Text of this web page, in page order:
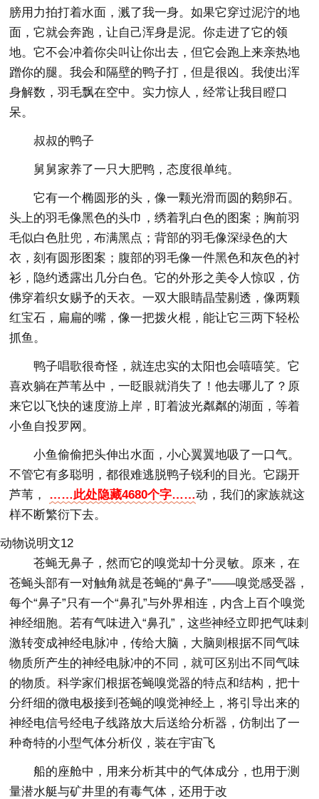
膀用力拍打着水面，溅了我一身。如果它穿过泥泞的地
面，它就会奔跑，让自己浑身是泥。你走进了它的领
地。它不会冲着你尖叫让你出去，但它会跑上来亲热地
蹭你的腿。我会和隔壁的鸭子打，但是很凶。我使出浑
身解数，羽毛飘在空中。实力惊人，经常让我目瞪口
呆。
叔叔的鸭子
舅舅家养了一只大肥鸭，态度很单纯。
它有一个椭圆形的头，像一颗光滑而圆的鹅卵石。
头上的羽毛像黑色的头巾，绣着乳白色的图案；胸前羽
毛似白色肚兜，布满黑点；背部的羽毛像深绿色的大
衣，刻有圆形图案；腹部的羽毛像一件黑色和灰色的衬
衫，隐约透露出几分白色。它的外形之美令人惊叹，仿
佛穿着织女赐予的天衣。一双大眼睛晶莹剔透，像两颗
红宝石，扁扁的嘴，像一把拨火棍，能让它三两下轻松
抓鱼。
鸭子唱歌很奇怪，就连忠实的太阳也会嘻嘻笑。它
喜欢躺在芦苇丛中，一眨眼就消失了！他去哪儿了？原
来它以飞快的速度游上岸，盯着波光粼粼的湖面，等着
小鱼自投罗网。
小鱼偷偷把头伸出水面，小心翼翼地吸了一口气。
不管它有多聪明，都很难逃脱鸭子锐利的目光。它踢开
芦苇， ……此处隐藏4680个字……动，我们的家族就这
样不断繁衍下去。
动物说明文12
苍蝇无鼻子，然而它的嗅觉却十分灵敏。原来，在
苍蝇头部有一对触角就是苍蝇的“鼻子”——嗅觉感受器，
每个“鼻子”只有一个“鼻孔”与外界相连，内含上百个嗅觉
神经细胞。若有气味进入“鼻孔”，这些神经立即把气味刺
激转变成神经电脉冲，传给大脑，大脑则根据不同气味
物质所产生的神经电脉冲的不同，就可区别出不同气味
的物质。科学家们根据苍蝇嗅觉器的特点和结构，把十
分纤细的微电极接到苍蝇的嗅觉神经上，将引导出来的
神经电信号经电子线路放大后送给分析器，仿制出了一
种奇特的小型气体分析仪，装在宇宙飞
船的座舱中，用来分析其中的气体成分，也用于测
量潜水艇与矿井里的有毒气体，还用于改